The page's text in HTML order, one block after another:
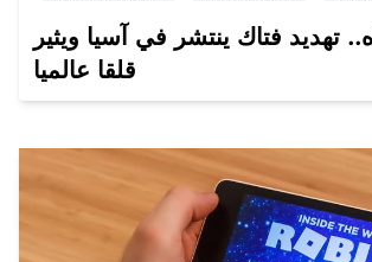
تهديد فتاك ينتشر في آسيا ويثير
قلقا عالميا